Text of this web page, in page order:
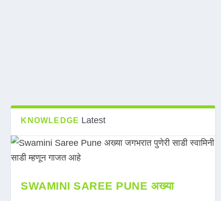
KNOWLEDGE Latest
SWAMINI SAREE PUNE अख्या